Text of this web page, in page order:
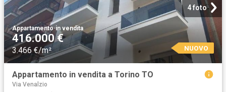
4 foto
Appartamento·in vendita
416.000 €
3.466 €/m² NUOVO
Appartamento in vendita a Torino TO
Via Venalzio